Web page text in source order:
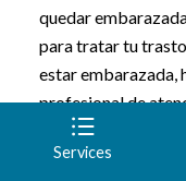
quedar
para tratar tu
estar embarazada,
profesional de
Terapia de
Services